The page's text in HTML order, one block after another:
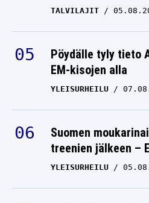
TALVILAJIT
Pöydälle tyly tieto
EM-kisojen alla
YLEISURHEILU
Suomen
treenien jälkeen –
YLEISURHEILU